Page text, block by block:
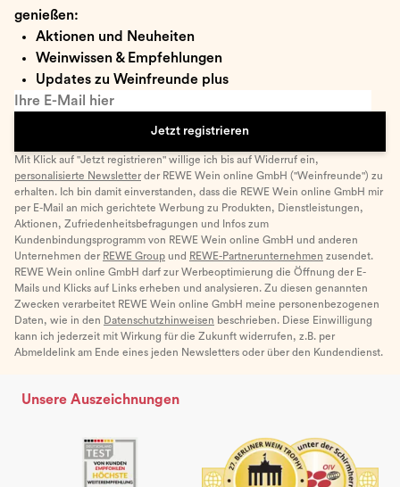
genießen:
Aktionen und Neuheiten
Weinwissen & Empfehlungen
Updates zu Weinfreunde plus
Ihre E-Mail hier
Jetzt registrieren
Mit Klick auf "Jetzt registrieren" willige ich bis auf Widerruf ein,
personalisierte Newsletter der REWE Wein online GmbH ("Weinfreunde") zu
erhalten. Ich bin damit einverstanden, dass die REWE Wein online GmbH mir
per E-Mail an mich gerichtete Werbung zu Produkten, Dienstleistungen,
Aktionen, Zufriedenheitsbefragungen und Infos zum
Kundenbindungsprogramm von REWE Wein online GmbH und anderen
Unternehmen der REWE Group und REWE-Partnerunternehmen zusendet.
REWE Wein online GmbH darf zur Werbeoptimierung die Öffnung der E-
Mails und Klicks auf Links erheben und analysieren. Zu diesen genannten
Zwecken verarbeitet REWE Wein online GmbH meine personenbezogenen
Daten, wie in den Datenschutzhinweisen beschrieben. Diese Einwilligung
kann ich jederzeit mit Wirkung für die Zukunft widerrufen, z.B. per
Abmeldelink am Ende eines jeden Newsletters oder über den Kundendienst.
Unsere Auszeichnungen